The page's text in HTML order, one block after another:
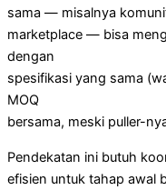
sama — misalnya
marketplace — bisa
dengan
spesifikasi yang sama
MOQ
bersama, meski puller-
Pendekatan ini butuh
efisien untuk tahap awal